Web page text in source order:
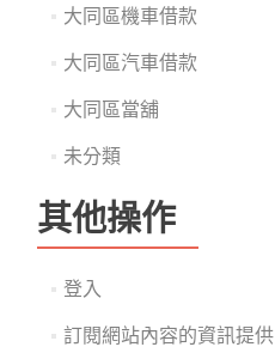
大同區機車借款
大同區汽車借款
大同區當舖
未分類
其他操作
登入
訂閱網站內容的資訊提供